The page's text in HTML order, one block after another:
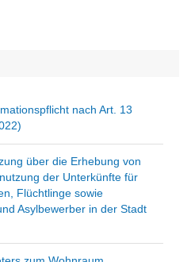
nach Art. 13
über die Erhebung von
der Unterkünfte für
Flüchtlinge sowie
Asylbewerber in der Stadt